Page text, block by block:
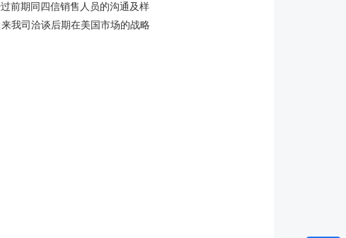
前期同四信销售人员的沟通及样
我司洽谈后期在美国市场的战略